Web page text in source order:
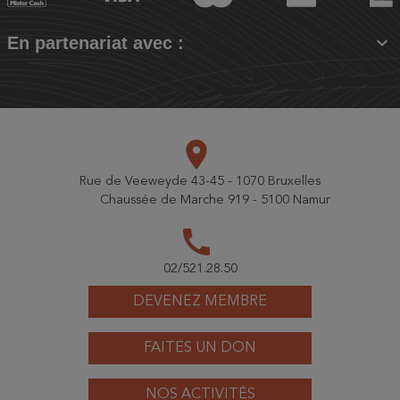
En partenariat avec : 
DEVENEZ MEMBRE
FAITES UN DON
NOS ACTIVITÉS
place
Rue de Veeweyde 43-45 - 1070 Bruxelles
Chaussée de Marche 919 - 5100 Namur
call
02/521.28.50